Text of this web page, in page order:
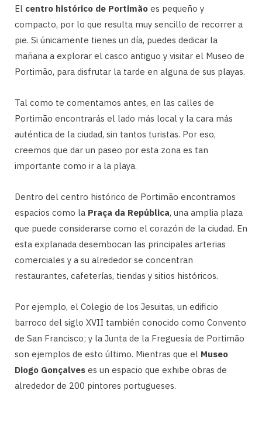
El centro histórico de Portimão es pequeño y
compacto, por lo que resulta muy sencillo de recorrer a
pie. Si únicamente tienes un día, puedes dedicar la
mañana a explorar el casco antiguo y visitar el Museo de
Portimão, para disfrutar la tarde en alguna de sus playas.
Tal como te comentamos antes, en las calles de
Portimão encontrarás el lado más local y la cara más
auténtica de la ciudad, sin tantos turistas. Por eso,
creemos que dar un paseo por esta zona es tan
importante como ir a la playa.
Dentro del centro histórico de Portimão encontramos
espacios como la Praça da República, una amplia plaza
que puede considerarse como el corazón de la ciudad. En
esta explanada desembocan las principales arterias
comerciales y a su alrededor se concentran
restaurantes, cafeterías, tiendas y sitios históricos.
Por ejemplo, el Colegio de los Jesuitas, un edificio
barroco del siglo XVII también conocido como Convento
de San Francisco; y la Junta de la Freguesía de Portimão
son ejemplos de esto último. Mientras que el Museo
Diogo Gonçalves es un espacio que exhibe obras de
alrededor de 200 pintores portugueses.